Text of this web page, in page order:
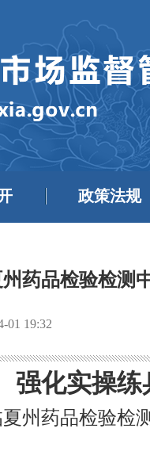
政策法规
药品检验检测
01 19:32
强化实操
州药品检验检